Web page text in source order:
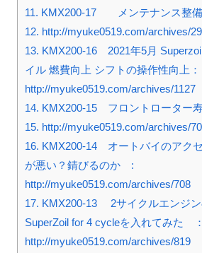
11. KMX200-17 メンテナンス整備
12. http://myuke0519.com/archives/
13. KMX200-16 2021年5月
イル 燃費向上 シフトの操作性向
http://myuke0519.com/archives/1127
14. KMX200-15 フロントローター
15. http://myuke0519.com/archives/
16. KMX200-14 オートバイのアク
が悪い？錆びるのか :
http://myuke0519.com/archives/708
17. KMX200-13 2サイクルエンジン
SuperZoil for 4 cycleを入れてみた ：
http://myuke0519.com/archives/819